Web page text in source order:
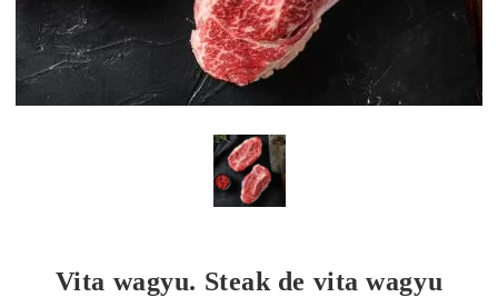
Vita wagyu. Steak de vita wagyu